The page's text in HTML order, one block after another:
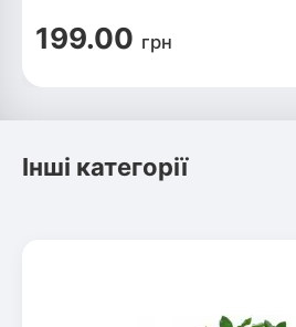
199.00 грн
Інші категорії